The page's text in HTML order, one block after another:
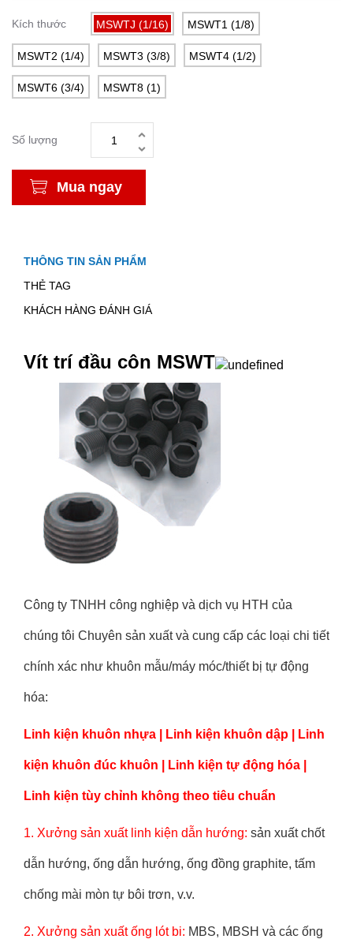
Kích thước MSWTJ (1/16) MSWT1 (1/8)
MSWT2 (1/4) MSWT3 (3/8) MSWT4 (1/2)
MSWT6 (3/4) MSWT8 (1)
Số lượng
Mua ngay
THÔNG TIN SẢN PHẨM
THẺ TAG
KHÁCH HÀNG ĐÁNH GIÁ
Vít trí đầu côn MSWT
Công ty TNHH công nghiệp và dịch vụ HTH của
chúng tôi Chuyên sản xuất và cung cấp các loại chi tiết
chính xác như khuôn mẫu/máy móc/thiết bị tự động
hóa:
Linh kiện khuôn nhựa | Linh kiện khuôn dập | Linh
kiện khuôn đúc khuôn | Linh kiện tự động hóa |
Linh kiện tùy chỉnh không theo tiêu chuẩn
1. Xưởng sản xuất linh kiện dẫn hướng: sản xuất chốt
dẫn hướng, ống dẫn hướng, ống đồng graphite, tấm
chống mài mòn tự bôi trơn, v.v.
2. Xưởng sản xuất ống lót bi: MBS, MBSH và các ống